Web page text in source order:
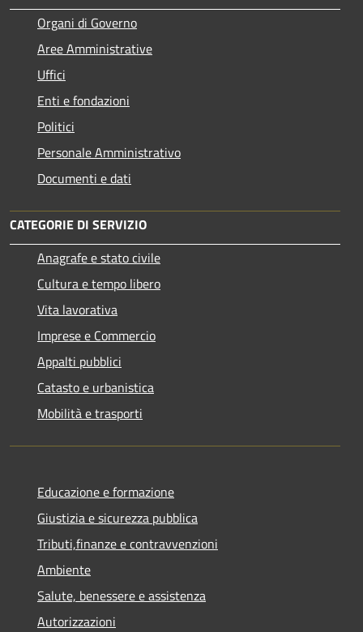
Organi di Governo
Aree Amministrative
Uffici
Enti e fondazioni
Politici
Personale Amministrativo
Documenti e dati
CATEGORIE DI SERVIZIO
Anagrafe e stato civile
Cultura e tempo libero
Vita lavorativa
Imprese e Commercio
Appalti pubblici
Catasto e urbanistica
Mobilità e trasporti
Educazione e formazione
Giustizia e sicurezza pubblica
Tributi,finanze e contravvenzioni
Ambiente
Salute, benessere e assistenza
Autorizzazioni